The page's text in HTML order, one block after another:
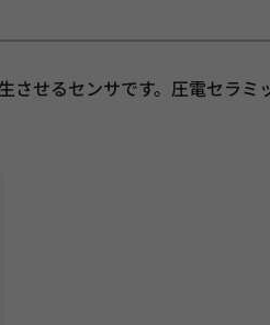
せるセンサです。圧電セラ